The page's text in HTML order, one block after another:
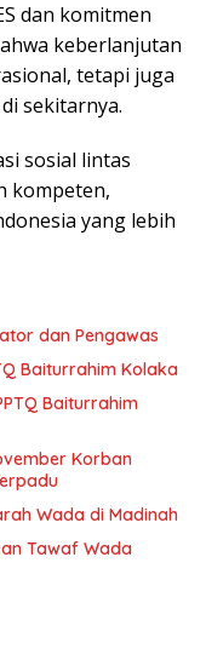
dan komitmen
keberlanjutan
tetapi juga
sekitarnya.
sosial lintas
kompeten,
yang lebih
dan Pengawas
Baiturrahim Kolaka
Baiturrahim
Korban
Wada di Madinah
Tawaf Wada